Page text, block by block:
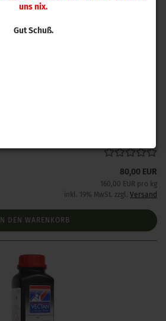
uns nix.
Gut Schuß.
80,00 EUR
160,00 EUR pro kg
inkl. 19% MwSt. zzgl. Versand
IN DEN WARENKORB